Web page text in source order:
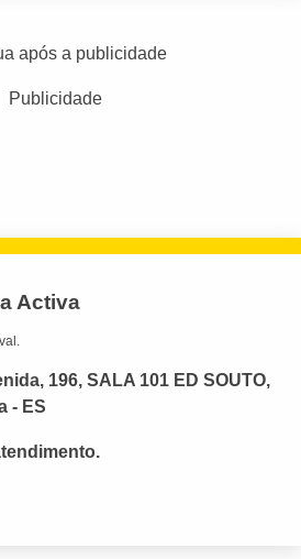
após a publicidade
Publicidade
Activa
196, SALA 101 ED SOUTO,
- ES